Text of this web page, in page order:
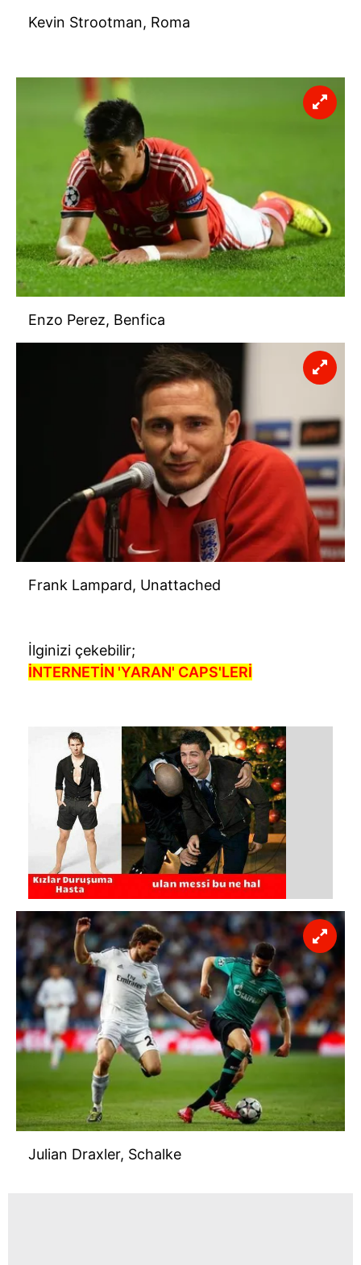
Kevin Strootman, Roma
Enzo Perez, Benfica
Frank Lampard, Unattached
İlginizi çekebilir;
İNTERNETİN 'YARAN' CAPS'LERİ
Julian Draxler, Schalke